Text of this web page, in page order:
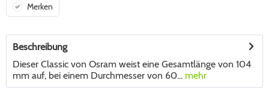
Merken
Beschreibung
Dieser Classic von Osram weist eine Gesamtlänge von 104
mm auf, bei einem Durchmesser von 60... mehr